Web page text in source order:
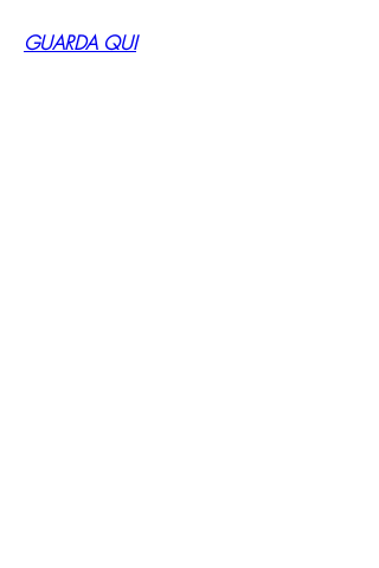
GUARDA QUI